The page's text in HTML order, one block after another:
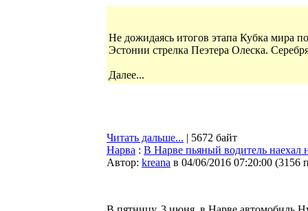
Не дожидаясь итогов этапа Кубка мира
Эстонии стрелка Пеэтера Олеска.
Далее...
Читать дальше... | 5672 байт
Нарва : В Нарве пьяный водитель наехал
Автор: kreana в 04/06/2016 07:20:00 (3156